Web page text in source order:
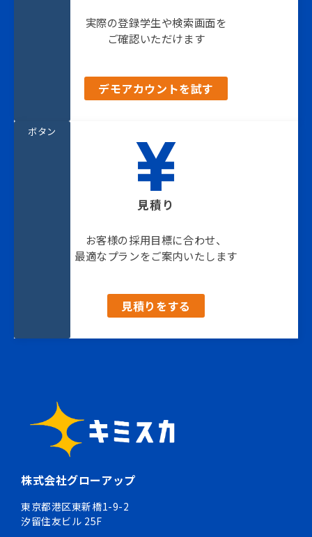
実際の登録学生や検索画面を
ご確認いただけます
デモアカウントを試す
見積り
お客様の採用目標に合わせ、
最適なプランをご案内いたします
ボタン
見積りをする
株式会社グローアップ
東京都港区東新橋1-9-2
汐留住友ビル 25F